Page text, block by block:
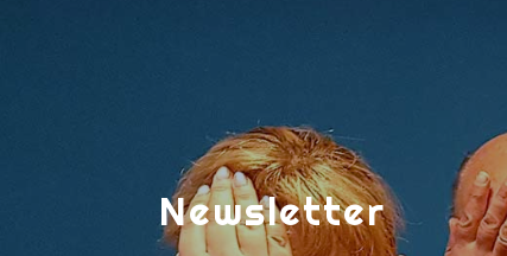
Newsletter